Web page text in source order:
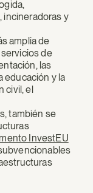
incineradoras y
amplia de
de
las
educación y la
civil, el
también se
InvestEU